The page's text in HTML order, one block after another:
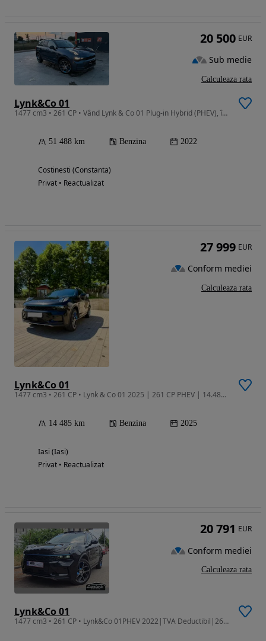
Lynk&Co 01
1477 cm3 • 261 CP • Vând Lynk & Co 01 Plug-in Hybrid (PHEV), în stare foarte bună, bine în
51 488 km Benzina 2022
Costinesti (Constanta)
Privat • Reactualizat
20 500 EUR
Sub medie
Calculeaza rata
Lynk&Co 01
1477 cm3 • 261 CP • Lynk & Co 01 2025 | 261 CP PHEV | 14.485 km | Garantie |
14 485 km Benzina 2025
Iasi (Iasi)
Privat • Reactualizat
27 999 EUR
Conform mediei
Calculeaza rata
Lynk&Co 01
1477 cm3 • 261 CP • Lynk&Co 01PHEV 2022|TVA Deductibil|261CP|Full Option|Stare Impecabilă.
20 791 EUR
Conform mediei
Calculeaza rata